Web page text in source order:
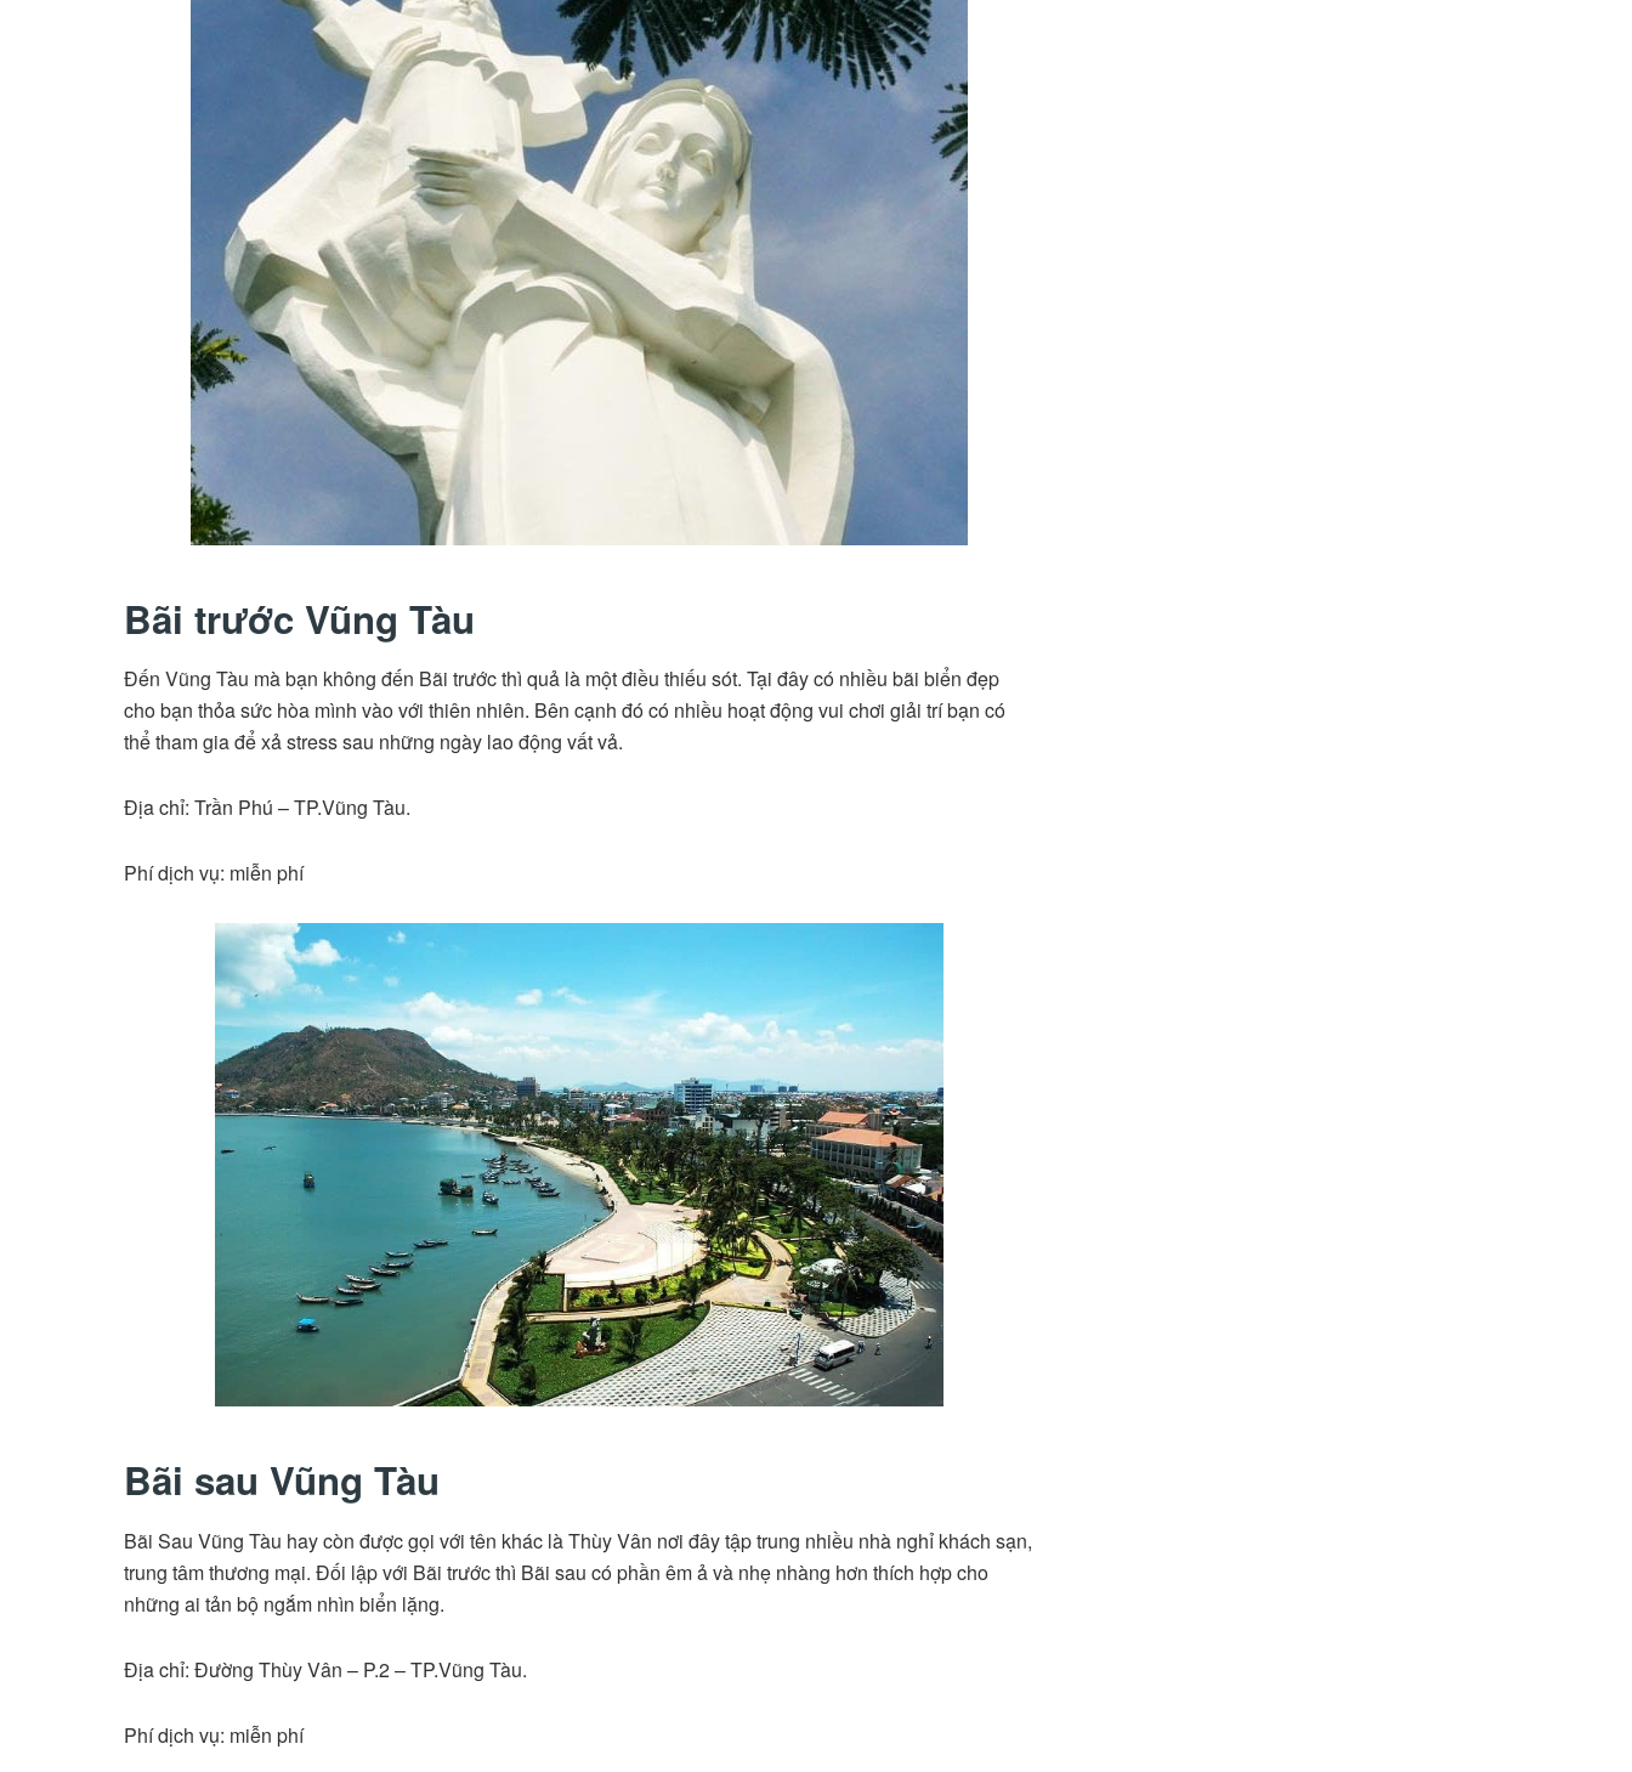
Bãi trước Vũng Tàu
Đến Vũng Tàu mà bạn không đến Bãi trước thì quả là một điều thiếu sót. Tại đây có nhiều bãi biển đẹp
cho bạn thỏa sức hòa mình vào với thiên nhiên. Bên cạnh đó có nhiều hoạt động vui chơi giải trí bạn có
thể tham gia để xả stress sau những ngày lao động vất vả.
Địa chỉ: Trần Phú – TP.Vũng Tàu.
Phí dịch vụ: miễn phí
Bãi sau Vũng Tàu
Bãi Sau Vũng Tàu hay còn được gọi với tên khác là Thùy Vân nơi đây tập trung nhiều nhà nghỉ khách sạn,
trung tâm thương mại. Đối lập với Bãi trước thì Bãi sau có phần êm ả và nhẹ nhàng hơn thích hợp cho
những ai tản bộ ngắm nhìn biển lặng.
Địa chỉ: Đường Thùy Vân – P.2 – TP.Vũng Tàu.
Phí dịch vụ: miễn phí